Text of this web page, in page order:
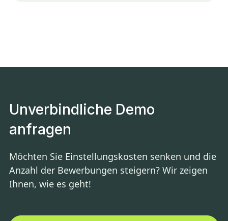
Unverbindliche Demo
anfragen
Möchten Sie Einstellungskosten senken und die
Anzahl der Bewerbungen steigern? Wir zeigen
Ihnen, wie es geht!